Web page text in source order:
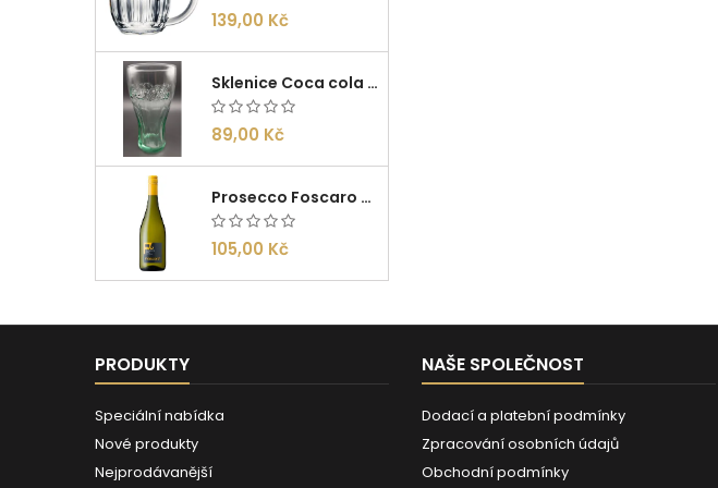
139,00 Kč
Sklenice Coca cola 0,27l
89,00 Kč
Prosecco Foscaro Frizzante DOC 0,75l
105,00 Kč
PRODUKTY
Speciální nabídka
Nové produkty
Nejprodávanější
NAŠE SPOLEČNOST
Dodací a platební podmínky
Zpracování osobních údajů
Obchodní podmínky